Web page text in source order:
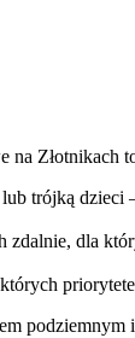
na Złotnikach
trójką dzieci
zdalnie, dla
podziemnym